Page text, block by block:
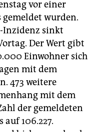
vor einer
gemeldet wurden.
Inzidenz sinkt
Der Wert gibt
Einwohner sich
mit dem
473 weitere
mit dem
der gemeldeten
auf 106.227.